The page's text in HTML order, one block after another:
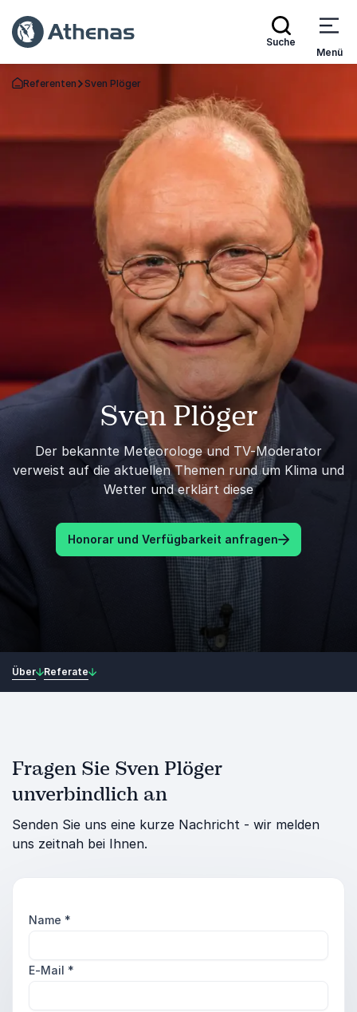
Suche
Menü
Zurück zur Startseite
Referenten Sven Plöger
Sven Plöger
Der bekannte Meteorologe und TV-Moderator
verweist auf die aktuellen Themen rund um Klima und
Wetter und erklärt diese
Honorar und Verfügbarkeit anfragen
Über Referate
Fragen Sie Sven Plöger
unverbindlich an
Senden Sie uns eine kurze Nachricht - wir melden
uns zeitnah bei Ihnen.
Name *
E-Mail *